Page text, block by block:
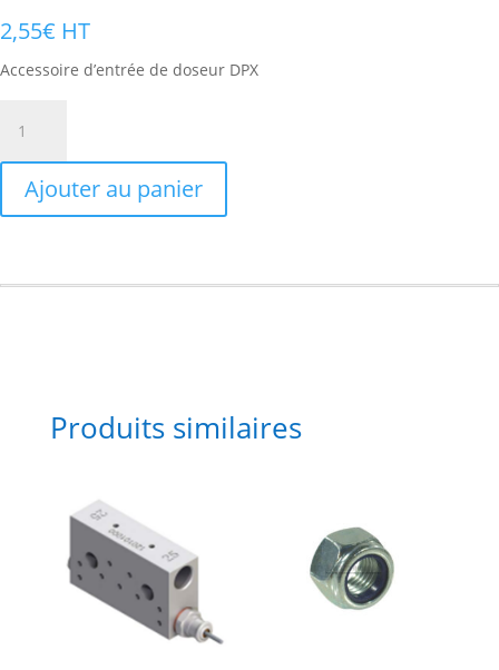
2,55€ HT
Accessoire d’entrée de doseur DPX
Clapet
anti-
retour
Ajouter au panier
Produits similaires